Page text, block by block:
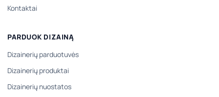
Kontaktai
PARDUOK DIZAINĄ
Dizainerių parduotuvės
Dizainerių produktai
Dizainerių nuostatos